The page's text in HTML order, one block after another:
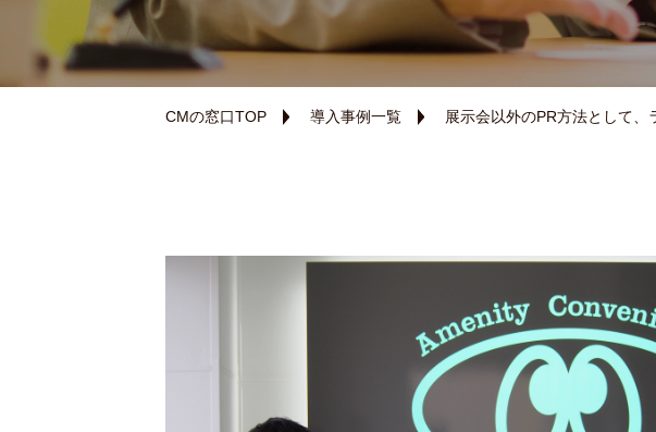
CMの窓口TOP 導入事例一覧 展示会以外のPR方法として、